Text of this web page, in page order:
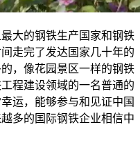
大的钢铁生产国家和钢铁
走完了发达国家几十年的
，像花园景区一样的钢铁
程建设领域的一名普通的
运，能够参与和见证中国
多的国际钢铁企业相信中